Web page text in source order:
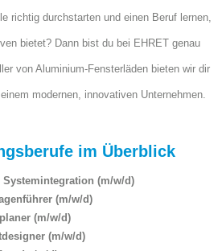
richtig durchstarten und einen Beruf lernen,
bietet? Dann bist du bei EHRET genau
von Aluminium-Fensterläden bieten wir dir
modernen, innovativen Unternehmen.
im Überblick
(m/w/d)
(m/w/d)
(m/w/d)
(m/w/d)